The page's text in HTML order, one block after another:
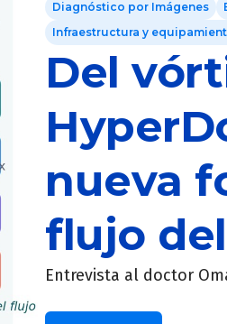
Diagnóstico por Imágenes
Infraestructura y
Del
nueva
flujo
Entrevista al doctor